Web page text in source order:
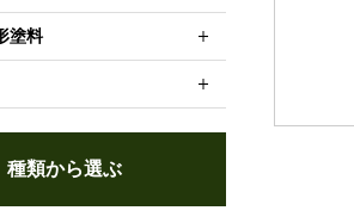
塗料
種類から選ぶ